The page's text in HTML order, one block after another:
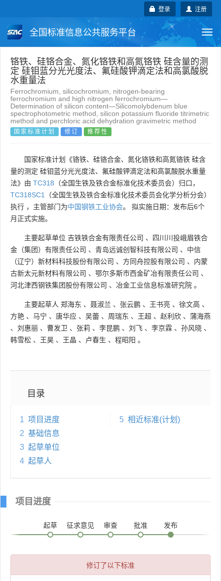
注册
登录
全国标准信息公共服务平台
国家标准 行业标准 地方标准
团体标准
国外标准 技术委员会
铬铁、硅铬合金、氮化铬铁和高氮铬铁 硅含量的测
定 硅钼蓝分光光度法、氟硅酸钾滴定法和高氯酸脱
水重量法
Ferrochromium, silicochromium, nitrogen-bearing
ferrochromium and high nitrogen ferrochromium—
Determination of silicon content—Silicomolybdenum blue
spectrophotometric method, silicon potassium fluoride titrimetric
method and perchloric acid dehydration gravimetric method
国家标准计划 修订 推荐性
国家标准计划《铬铁、硅铬合金、氮化铬铁和高氮铬铁 硅含
量的测定 硅钼蓝分光光度法、氟硅酸钾滴定法和高氯酸脱水重量
法》由 TC318 （全国生铁及铁合金标准化技术委员会）归口，
TC318SC1
（全国生铁及铁合金标准化技术委员会化学分析分会）
执行 ，主管部门为中国钢铁工业协会。 拟实施日期：发布后6个
月正式实施。
主要起草单位 吉铁铁合金有限责任公司 、
四川川投峨眉铁合
金（集团）有限责任公司 、 青岛远诚创智科技有限公司 、 中信
（辽宁）新材料科技股份有限公司 、 方同舟控股有限公司 、 内蒙
古新太元新材料有限公司 、 鄂尔多斯市西金矿冶有限责任公司 、
河北津西钢铁集团股份有限公司 、 冶金工业信息标准研究院 。
主要起草人 郑海东 、 聂淑兰 、 张云鹏 、 王书亮 、 徐文高 、
方艳 、 马宁 、 唐华应 、 吴蕾 、 周瑞东 、 王超 、 赵利欣 、 蒲海燕
、 刘惠丽 、 曹发卫 、 张莉 、 李昆鹏 、 刘飞 、 李京霖 、 孙风晓 、
韩雪松 、 王昊 、 王晶 、 卢春生 、 程昭阳 。
目录
1 项目进度
2 基础信息
3 起草单位
4 起草人
5 相近标准(计划)
项目进度
起草 征求意见 审查 批准 发布
修订了以下标准